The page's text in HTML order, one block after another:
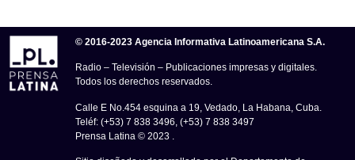
© 2016-2023 Agencia Informativa Latinoamericana S.A.
Radio – Televisión – Publicaciones impresas y digitales.
Todos los derechos reservados.
Calle E No.454 esquina a 19, Vedado, La Habana, Cuba.
Teléf: (+53) 7 838 3496, (+53) 7 838 3497
Prensa Latina © 2023 .